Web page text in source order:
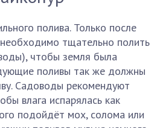
полива. Только после
тщательно полить
чтобы земля была
поливы так же должны
Садоводы рекомендуют
влага испарялась как
подойдёт мох, солома или